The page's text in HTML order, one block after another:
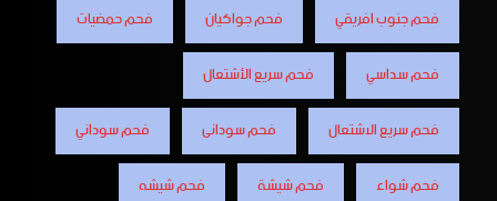
فحم جنوب افريقي
فحم جواكيان
فحم حمضيات
فحم سداسي
فحم سريع الأشتعال
فحم سريع الاشتعال
فحم سودانى
فحم سوداني
فحم شواء
فحم شيشة
فحم شيشه